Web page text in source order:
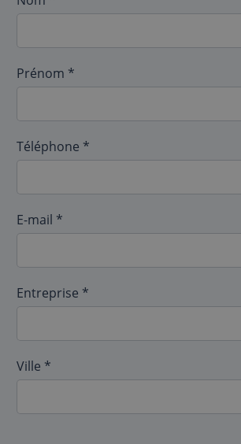
Prénom *
Téléphone *
E-mail *
Entreprise *
Ville *